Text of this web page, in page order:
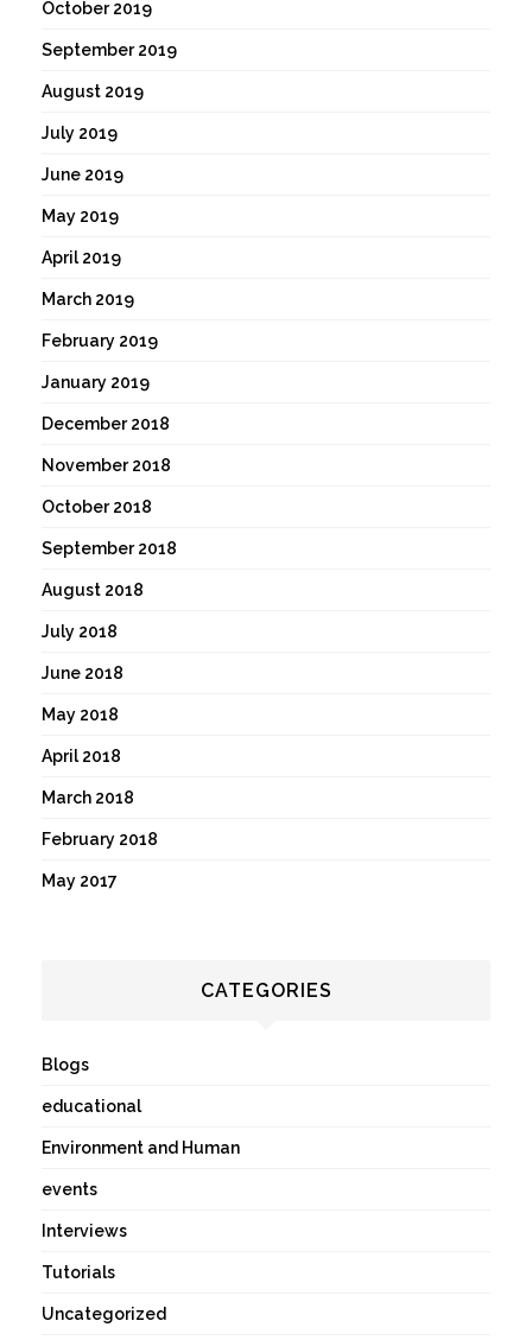
October 2019
September 2019
August 2019
July 2019
June 2019
May 2019
April 2019
March 2019
February 2019
January 2019
December 2018
November 2018
October 2018
September 2018
August 2018
July 2018
June 2018
May 2018
April 2018
March 2018
February 2018
May 2017
CATEGORIES
Blogs
educational
Environment and Human
events
Interviews
Tutorials
Uncategorized